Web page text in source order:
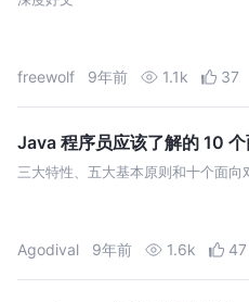
freewolf 9年前 1.1k 37
Java 程序员应该了解的 10
三大特性、五大基本原则和十个面向
Agodival 9年前 1.6k 47